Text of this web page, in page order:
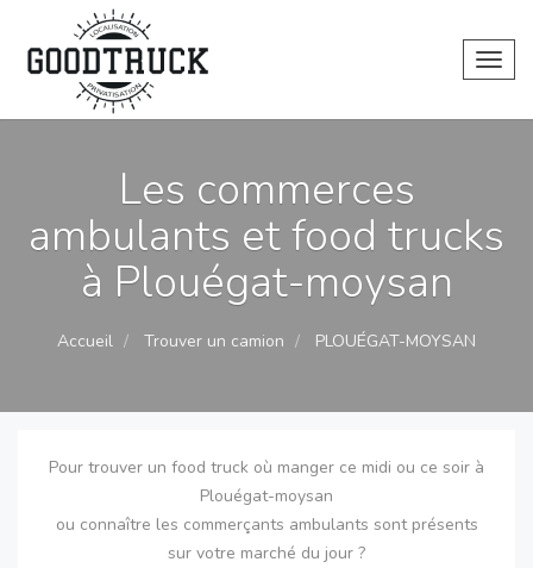
Les commerces
ambulants et food trucks
à Plouégat-moysan
Accueil Trouver un camion PLOUÉGAT-MOYSAN
Pour trouver un food truck où manger ce midi ou ce soir à
Plouégat-moysan
ou connaître les commerçants ambulants sont présents
sur votre marché du jour ?